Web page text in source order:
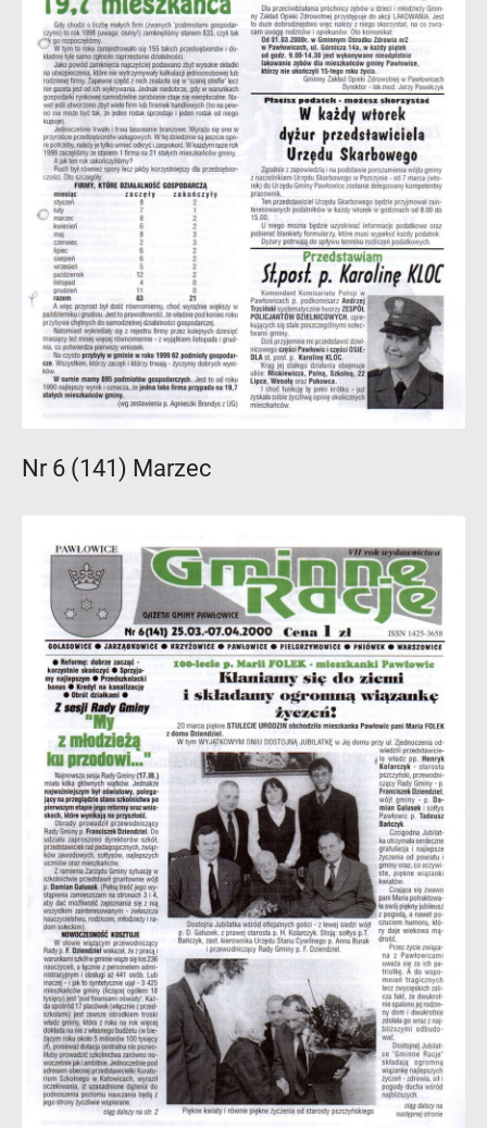
Nr 6 (141) Marzec